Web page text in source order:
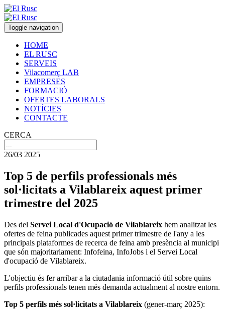
Toggle navigation
HOME
EL RUSC
SERVEIS
Vilacomerç LAB
EMPRESES
FORMACIÓ
OFERTES LABORALS
NOTÍCIES
CONTACTE
CERCA
26/03 2025
Top 5 de perfils professionals més
sol·licitats a Vilablareix aquest primer
trimestre del 2025
Des del Servei Local d'Ocupació de Vilablareix hem analitzat les
ofertes de feina publicades aquest primer trimestre de l'any a les
principals plataformes de recerca de feina amb presència al municipi
que són majoritariament: Infofeina, InfoJobs i el Servei Local
d'ocupació de Vilablareix.
L'objectiu és fer arribar a la ciutadania informació útil sobre quins
perfils professionals tenen més demanda actualment al nostre entorn.
Top 5 perfils més sol·licitats a Vilablareix (gener-març 2025):